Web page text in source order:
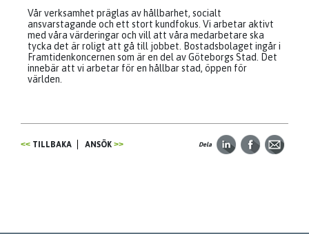
Vår verksamhet präglas av hållbarhet, socialt
ansvarstagande och ett stort kundfokus. Vi arbetar aktivt
med våra värderingar och vill att våra medarbetare ska
tycka det är roligt att gå till jobbet. Bostadsbolaget ingår i
Framtidenkoncernen som är en del av Göteborgs Stad. Det
innebär att vi arbetar för en hållbar stad, öppen för
världen.
TILLBAKA ANSÖK Dela